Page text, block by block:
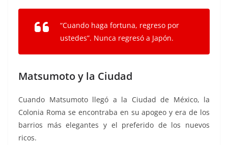
“Cuando haga fortuna, regreso por
ustedes”. Nunca regresó a Japón.
Matsumoto y la Ciudad
Cuando Matsumoto llegó a la Ciudad de México, la
Colonia Roma se encontraba en su apogeo y era de los
barrios más elegantes y el preferido de los nuevos
ricos.